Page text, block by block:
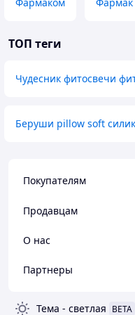
Поставщиком Товара,
ТОП теги
Чудесник фитосвечи
Беруши pillow soft
Покупателям
Продавцам
О нас
Партнеры
Тема - светлая BETA